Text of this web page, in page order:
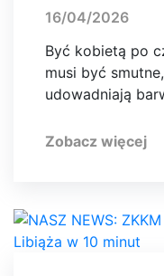
16/04/2026
Być kobietą po
musi być
udowadniają
Zobacz więcej